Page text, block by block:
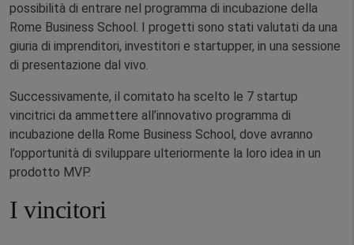
possibilità di entrare nel programma di incubazione della
Rome Business School. I progetti sono stati valutati da una
giuria di imprenditori, investitori e startupper, in una sessione
di presentazione dal vivo.
Successivamente, il comitato ha scelto le 7 startup
vincitrici da ammettere all’innovativo programma di
incubazione della Rome Business School, dove avranno
l’opportunità di sviluppare ulteriormente la loro idea in un
prodotto MVP.
I vincitori